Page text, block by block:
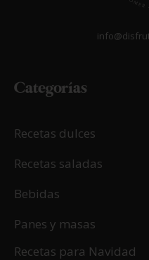
Categorías
Recetas dulces
Recetas saladas
Bebidas
Panes y masas
Recetas para Navidad